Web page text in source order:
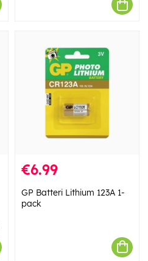
€6.99
GP Batteri Lithium 123A 1-
pack